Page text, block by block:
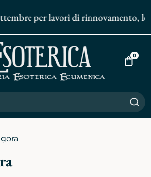
per lavori di rinnovamento,
Vai
0